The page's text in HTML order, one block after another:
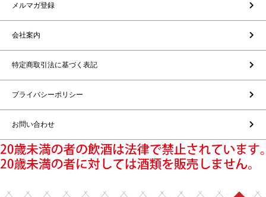
メルマガ登録
会社案内
特定商取引法に基づく表記
プライバシーポリシー
お問い合わせ